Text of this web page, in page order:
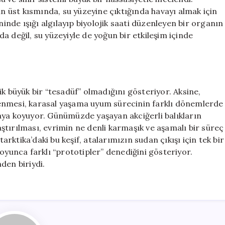
kısmında, su yüzeyine çıktığında havayı almak için
ışığı algılayıp biyolojik saati düzenleyen bir organın
değil, su yüzeyiyle de yoğun bir etkileşim içinde
bir “tesadüf” olmadığını gösteriyor. Aksine,
karasal yaşama uyum sürecinin farklı dönemlerde
koyuyor. Günümüzde yaşayan akciğerli balıkların
evrimin ne denli karmaşık ve aşamalı bir süreç
bu keşif, atalarımızın sudan çıkışı için tek bir
farklı “prototipler” denediğini gösteriyor.
biriydi.